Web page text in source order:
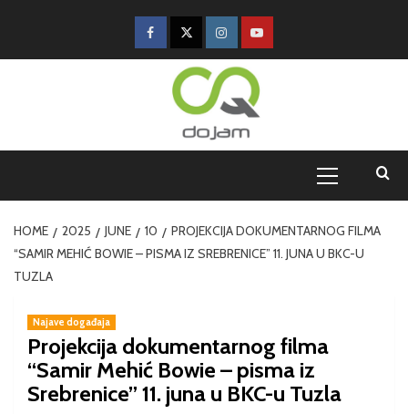
HOME 2025 JUNE 10
PROJEKCIJA DOKUMENTARNOG FILMA
“SAMIR MEHIĆ BOWIE – PISMA IZ SREBRENICE” 11. JUNA U BKC-U
TUZLA
Najave događaja
Projekcija dokumentarnog filma
“Samir Mehić Bowie – pisma iz
Srebrenice” 11. juna u BKC-u Tuzla